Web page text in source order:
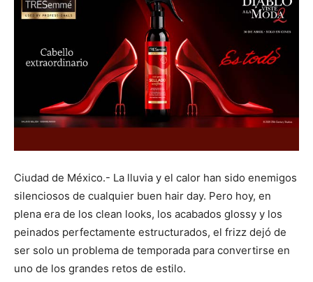
Ciudad de México.- La lluvia y el calor han sido enemigos
silenciosos de cualquier buen hair day. Pero hoy, en
plena era de los clean looks, los acabados glossy y los
peinados perfectamente estructurados, el frizz dejó de
ser solo un problema de temporada para convertirse en
uno de los grandes retos de estilo.